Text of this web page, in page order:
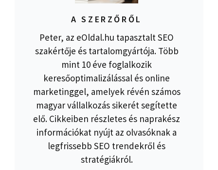
A SZERZŐRŐL
Peter, az eOldal.hu tapasztalt SEO
szakértője és tartalomgyártója. Több
mint 10 éve foglalkozik
keresőoptimalizálással és online
marketinggel, amelyek révén számos
magyar vállalkozás sikerét segítette
elő. Cikkeiben részletes és naprakész
információkat nyújt az olvasóknak a
legfrissebb SEO trendekről és
stratégiákról.